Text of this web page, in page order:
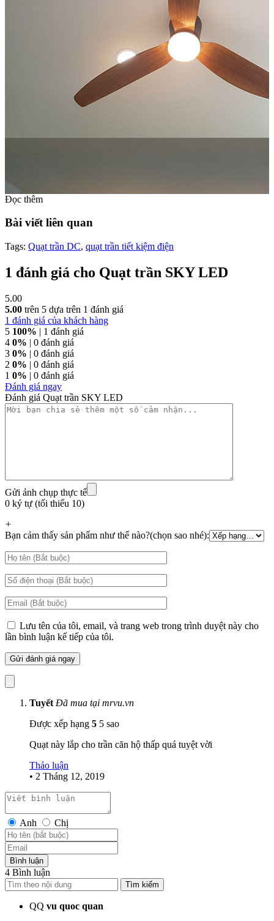
Đọc thêm
Bài viết liên quan
Tags: Quạt trần DC, quạt trần tiết kiệm điện
1 đánh giá cho Quạt trần SKY LED
5.00
5.00 trên 5 dựa trên 1 đánh giá
1 đánh giá của khách hàng
5 100% | 1 đánh giá
4 0% | 0 đánh giá
3 0% | 0 đánh giá
2 0% | 0 đánh giá
1 0% | 0 đánh giá
Đánh giá ngay
Đánh giá Quạt trần SKY LED
Gửi ảnh chụp thực tế
0 ký tự (tối thiểu 10)
+
Bạn cảm thấy sản phẩm như thế nào?(chọn sao nhé):
Lưu tên của tôi, email, và trang web trong trình duyệt này cho
lần bình luận kế tiếp của tôi.
Tuyết Đã mua tại mrvu.vn
Được xếp hạng 5 5 sao
Quạt này lắp cho trần căn hộ thấp quá tuyệt vời
Thảo luận
• 2 Tháng 12, 2019
Anh Chị
Bình luận
4 Bình luận
Tìm kiếm
QQ vu quoc quan